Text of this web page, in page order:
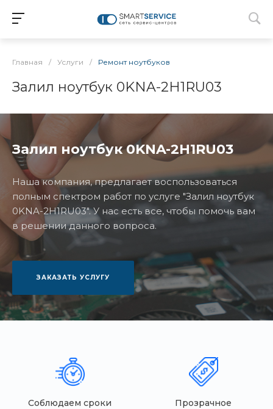
Главная / Услуги / Ремонт ноутбуков
Залил ноутбук 0KNA-2H1RU03
Залил ноутбук 0KNA-2H1RU03
Наша компания, предлагает воспользоваться
полным спектром работ по услуге "Залил ноутбук
0KNA-2H1RU03". У нас есть все, чтобы помочь вам
в решении данного вопроса.
ЗАКАЗАТЬ УСЛУГУ
Соблюдаем сроки
Прозрачное